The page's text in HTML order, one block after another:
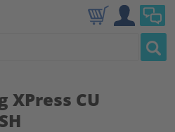
XPress CU